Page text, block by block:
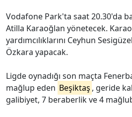
Vodafone Park'ta saat 20.30'da
Atilla Karaoğlan yönetecek.
yardımcılıklarını Ceyhun
Özkara yapacak.
Ligde oynadığı son maçta
mağlup eden Beşiktaş , geride
galibiyet, 7 beraberlik ve 4